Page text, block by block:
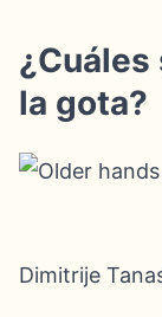
la gota?
Dimitrije